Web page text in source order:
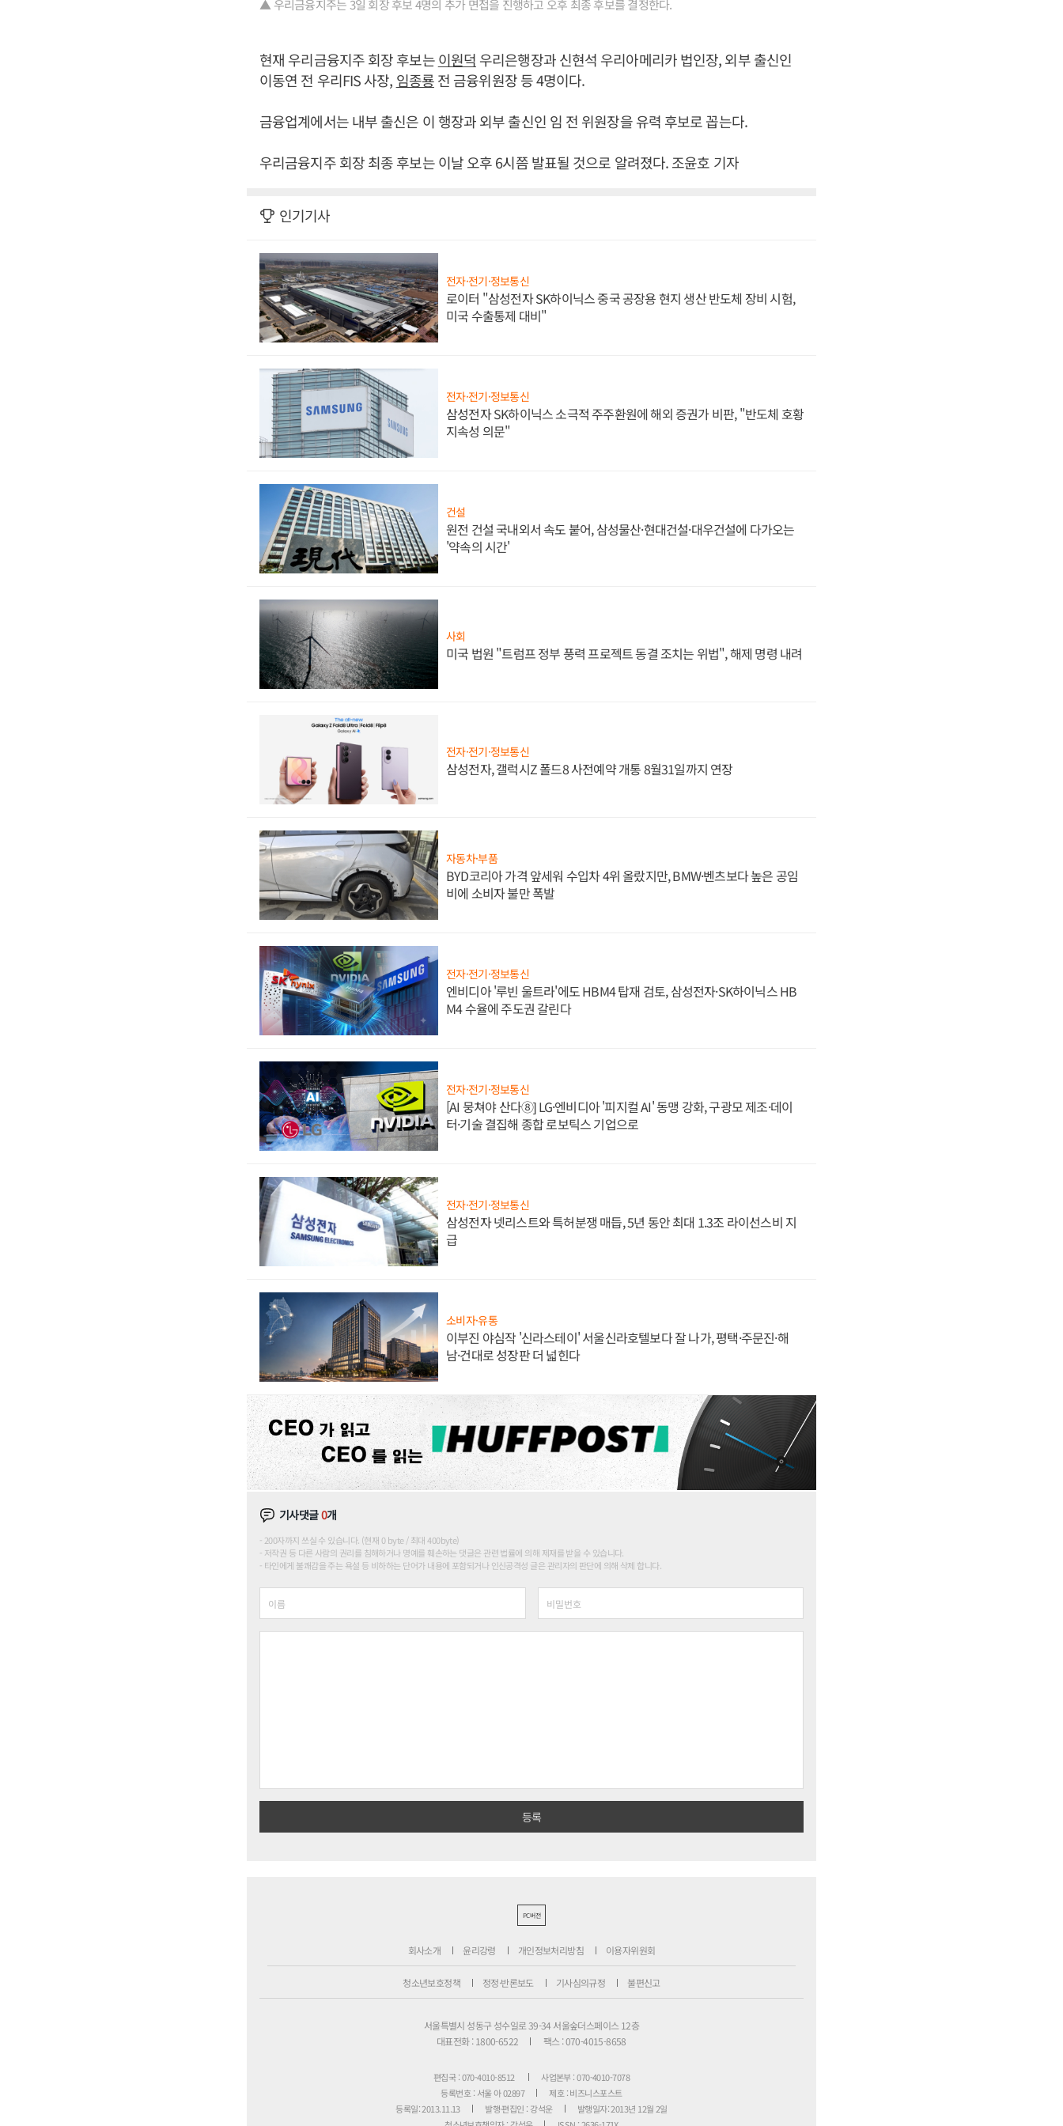
▲ 우리금융지주는 3일 회장 후보 4명의 추가 면접을 진행하고 오후 최종 후보를 결정한다.
현재 우리금융지주 회장 후보는이원덕 우리은행장과 신현석 우리아메리카 법인장, 외부 출신인
이동연 전 우리FIS 사장, 임종룡전 금융위원장 등 4명이다.
금융업계에서는 내부 출신은 이 행장과 외부 출신인 임 전 위원장을 유력 후보로 꼽는다.
우리금융지주 회장 최종 후보는 이날 오후 6시쯤 발표될 것으로 알려졌다. 조윤호 기자
인기기사
전자·전기·정보통신
로이터 "삼성전자 SK하이닉스 중국 공장용 현지 생산 반도체 장비 시험,
미국 수출통제 대비"
전자·전기·정보통신
삼성전자 SK하이닉스 소극적 주주환원에 해외 증권가 비판, "반도체 호황
지속성 의문"
건설
원전 건설 국내외서 속도 붙어, 삼성물산·현대건설·대우건설에 다가오는
'약속의 시간'
사회
미국 법원 "트럼프 정부 풍력 프로젝트 동결 조치는 위법", 해제 명령 내려
전자·전기·정보통신
삼성전자, 갤럭시Z 폴드8 사전예약 개통 8월31일까지 연장
자동차·부품
BYD코리아 가격 앞세워 수입차 4위 올랐지만, BMW·벤츠보다 높은 공임
비에 소비자 불만 폭발
전자·전기·정보통신
엔비디아 '루빈 울트라'에도 HBM4 탑재 검토, 삼성전자·SK하이닉스 HB
M4 수율에 주도권 갈린다
전자·전기·정보통신
[AI 뭉쳐야 산다⑧] LG·엔비디아 '피지컬 AI' 동맹 강화, 구광모 제조·데이
터·기술 결집해 종합 로보틱스 기업으로
전자·전기·정보통신
삼성전자 넷리스트와 특허분쟁 매듭, 5년 동안 최대 1.3조 라이선스비 지
급
소비자·유통
이부진 야심작 '신라스테이' 서울신라호텔보다 잘 나가, 평택·주문진·해
남·건대로 성장판 더 넓힌다
기사댓글0개
200자까지 쓰실 수 있습니다. (현재 0 byte / 최대 400byte)
저작권 등 다른 사람의 권리를 침해하거나 명예를 훼손하는 댓글은 관련 법률에 의해 제재를 받을 수 있습니다.
타인에게 불쾌감을 주는 욕설 등 비하하는 단어가 내용에 포함되거나 인신공격성 글은 관리자의 판단에 의해 삭제 합니다.
PC버전
회사소개 윤리강령 개인정보처리방침 이용자위원회
청소년보호정책 정정·반론보도 기사심의규정 불편신고
서울특별시 성동구 성수일로 39-34 서울숲더스페이스 12층
대표전화 : 1800-6522
팩스 : 070-4015-8658
편집국 : 070-4010-8512
사업본부 : 070-4010-7078
등록번호 : 서울 아 02897
제호 : 비즈니스포스트
등록일: 2013.11.13
발행·편집인 : 강석운
발행일자: 2013년 12월 2일